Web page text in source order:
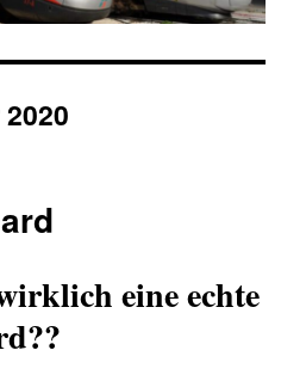
eine echte